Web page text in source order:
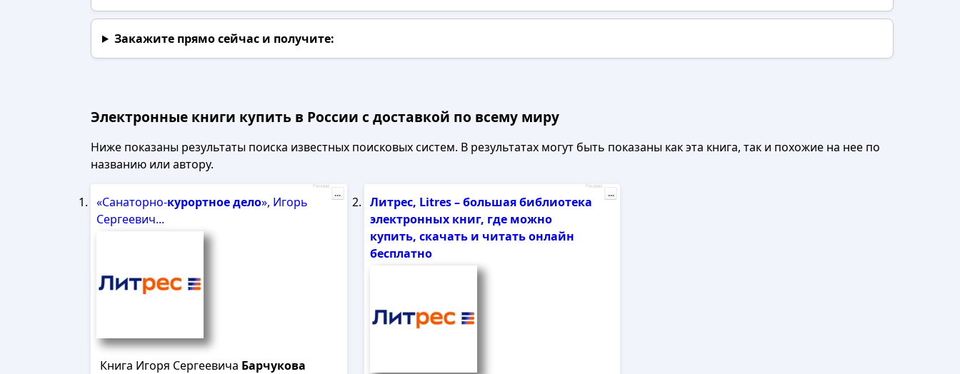
Закажите прямо сейчаси получите:
Электронные книги купить в России с доставкой по всему миру
Ниже показаны результаты поиска известных поисковых систем. В результатах могут быть показаны как эта книга, так и похожие на нее по
названию или автору.
«Санаторно-курортноедело», Игорь
Сергеевич...
Книга Игоря Сергеевича Барчукова
Реклама
...
Литрес, Litres – большая библиотека
электронных книг, где можно
купить, скачать и читать онлайн
бесплатно
Реклама
...